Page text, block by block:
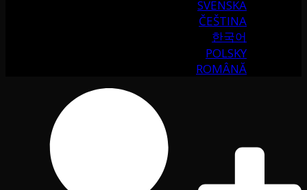
SVENSKA
ČEŠTINA
한국어
POLSKY
ROMÂNĂ